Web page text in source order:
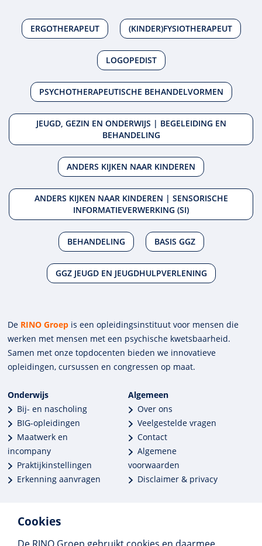
Cookies
ERGOTHERAPEUT (KINDER)FYSIOTHERAPEUT
LOGOPEDIST
PSYCHOTHERAPEUTISCHE BEHANDELVORMEN
JEUGD, GEZIN EN ONDERWIJS | BEGELEIDING EN
BEHANDELING
ANDERS KIJKEN NAAR KINDEREN
ANDERS KIJKEN NAAR KINDEREN | SENSORISCHE
INFORMATIEVERWERKING (SI)
BEHANDELING BASIS GGZ
GGZ JEUGD EN JEUGDHULPVERLENING
De RINO Groep is een opleidings­insti­tuut voor mensen die
werken met mensen met een psychische kwets­baar­heid.
Samen met onze top­docenten bieden we innova­tieve
opleidingen, cursussen en congres­sen op maat.
Onderwijs
Bij- en nascholing
BIG-opleidingen
Maatwerk en
incompany
Praktijkinstellingen
Erkenning aanvragen
Algemeen
Over ons
Veelgestelde vragen
Contact
Algemene
voorwaarden
Disclaimer & privacy